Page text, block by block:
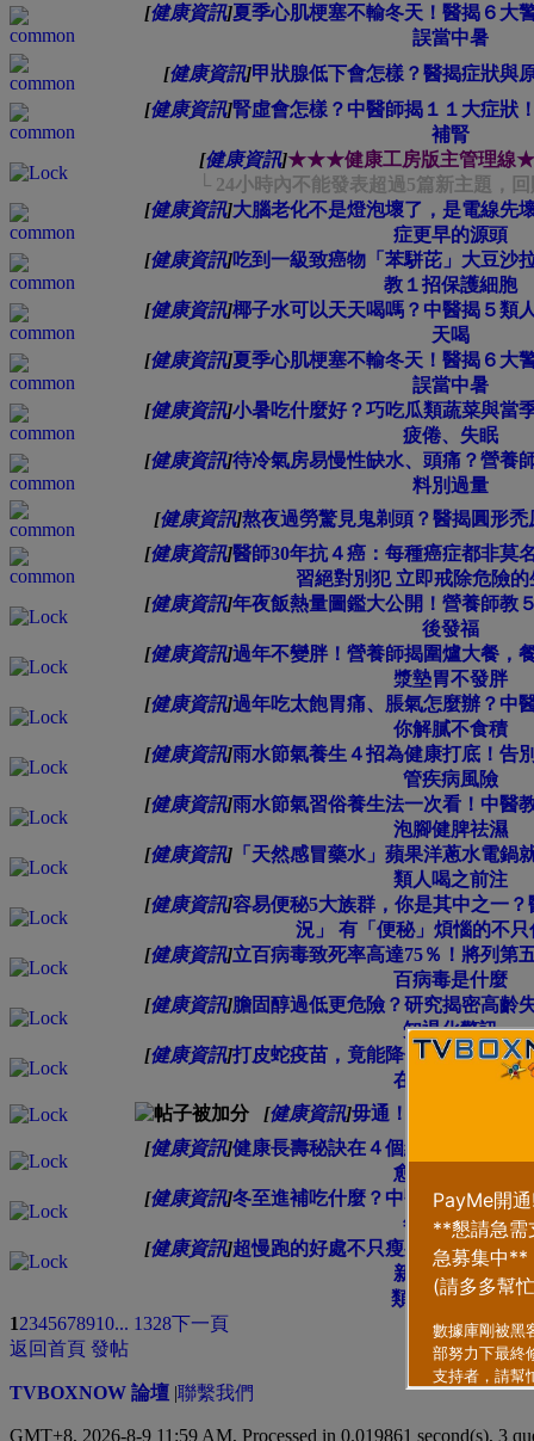
[健康資訊]夏季心肌梗塞不輸冬天！醫揭６大
誤當中暑
[健康資訊]甲狀腺低下會怎樣？醫揭症狀與
[健康資訊]腎虛會怎樣？中醫師揭１１大症狀
補腎
[健康資訊]★★★健康工房版主管理
└ 24小時內不能發表超過5篇新主題，
[健康資訊]大腦老化不是燈泡壞了，是電線先
症更早的源頭
[健康資訊]吃到一級致癌物「苯駢芘」大豆沙
教１招保護細胞
[健康資訊]椰子水可以天天喝嗎？中醫揭５類
天喝
[健康資訊]夏季心肌梗塞不輸冬天！醫揭６大
誤當中暑
[健康資訊]小暑吃什麼好？巧吃瓜類蔬菜與當
疲倦、失眠
[健康資訊]待冷氣房易慢性缺水、頭痛？營養
料別過量
[健康資訊]熬夜過勞驚見鬼剃頭？醫揭圓形
[健康資訊]醫師30年抗４癌：每種癌症都非莫
習絕對別犯 立即戒除危險的
[健康資訊]年夜飯熱量圖鑑大公開！營養師教
後發福
[健康資訊]過年不變胖！營養師揭圍爐大餐，
漿墊胃不發胖
[健康資訊]過年吃太飽胃痛、脹氣怎麼辦？中
你解膩不食積
[健康資訊]雨水節氣養生４招為健康打底！告
管疾病風險
[健康資訊]雨水節氣習俗養生法一次看！中醫
泡腳健脾祛濕
[健康資訊]「天然感冒藥水」蘋果洋蔥水電鍋
類人喝之前注
[健康資訊]容易便秘5大族群，你是其中之一
況」 有「便秘」煩惱的不只
[健康資訊]立百病毒致死率高達75％！將列第
百病毒是什麼
[健康資訊]膽固醇過低更危險？研究揭密高齡
知退化警訊
[健康資訊]打皮蛇疫苗，竟能降低失智症罹患
在女性更顯著
[健康資訊]毋通！1顆釋迦280大
[健康資訊]健康長壽秘訣在４個練習！預防「
愈早開始愈好
[健康資訊]冬至進補吃什麼？中醫推「漢方熬
年健康打底
[健康資訊]超慢跑的好處不只瘦身！醫曝：改
新手常見錯誤
類型
排序方式
12345678910... 1328下一頁
返回首頁 發帖
TVBOXNOW 論壇 |聯繫我們
GMT+8, 2026-8-9 11:59 AM, Processed in 0.019861 second(s), 3